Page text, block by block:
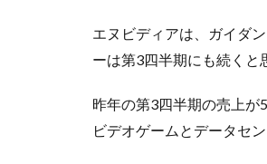
エヌビディアは、ガイダ
ーは第3四半期にも続くと
昨年の第3四半期の売上が
ビデオゲームとデータセ